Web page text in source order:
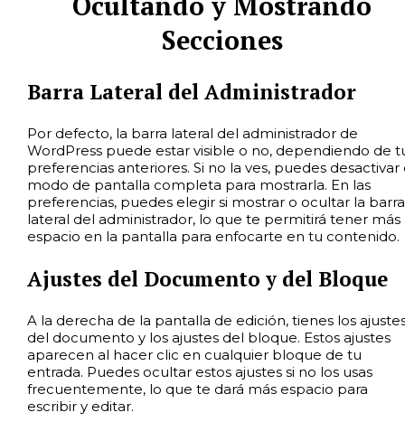
Secciones
Barra Lateral del Administrador
Por defecto, la barra lateral del administrador de
WordPress puede estar visible o no, dependiendo de
preferencias anteriores. Si no la ves, puedes desactivar
modo de pantalla completa para mostrarla. En las
preferencias, puedes elegir si mostrar o ocultar la barra
lateral del administrador, lo que te permitirá tener más
espacio en la pantalla para enfocarte en tu contenido.
Ajustes del Documento y del Bloque
A la derecha de la pantalla de edición, tienes los
del documento y los ajustes del bloque. Estos ajustes
aparecen al hacer clic en cualquier bloque de tu
entrada. Puedes ocultar estos ajustes si no los usas
frecuentemente, lo que te dará más espacio para
escribir y editar.